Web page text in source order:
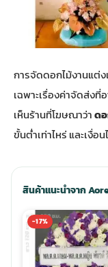
จัดดอกไม้หน้ารูป
จัดดอกไม้หน้าโลง
ดอกไม้ศพ
ดอกไม้งานศพ ส่งด่วน
ดอกไม้งานศพ กรุงเ
ดอกไม้งานศพ ปากค
พวงหรีดพระราม 2
พวงหรีด ปากคลองต
พวงหรีดราคาถูก
พวงหรีดดอกไม้สด
พวงหรีดดอกไม้สด
สั่งพวงหรีด ออนไลน์
รุ กรุงเทพ
มรุ ราคาถูก
ม้หน้าเมรุ
ระดับเมรุ
มรุ ออนไลน์
ไม้งานแต่ง แบบสวยๆ
ร้านพวงหรีดพัดลม
พวงหรีดพัดลม ปากคลองต
พวงหรีดพัดลม แบบสวยๆ
จัดงานศพ วัด
ขั้นตอนจัดงานศพ
จัดงานศพ ราคาถูก
การจัดดอกไม้งานแต่ง
เฉพาะเรื่องค่าจัดส่ง
เห็นร้านที่โฆษณาว่าด
ขั้นต่ำเท่าไหร่ และเงื่อ
สินค้าแนะนำจาก
-17%